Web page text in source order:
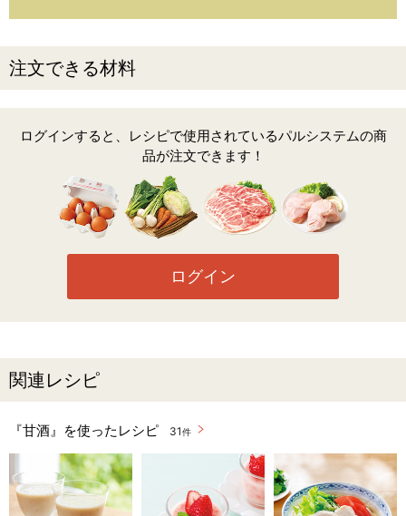
注文できる材料
ログインすると、レシピで使用されているパルシステムの商
品が注文できます！
ログイン
関連レシピ
『甘酒』を使ったレシピ 31 件